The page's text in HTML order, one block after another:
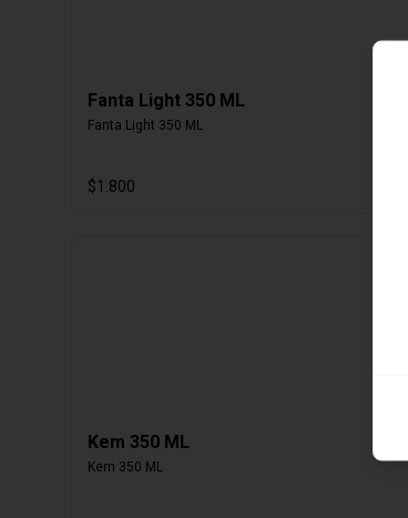
Fanta Light 350 ML
Fanta Light 350 ML
$1.800
Kem 350 ML
Kem 350 ML